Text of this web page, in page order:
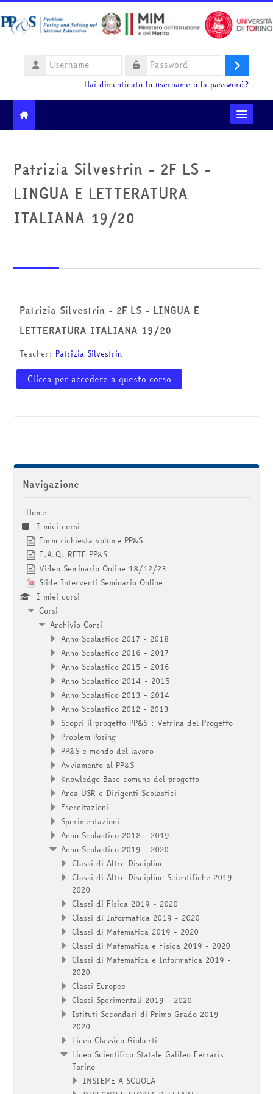
Username
Login
Hai dimenticato lo username o la password?
Ministero dell'Istruzione e del Merito
Patrizia Silvestrin - 2F LS -
LINGUA E LETTERATURA
ITALIANA 19/20
Patrizia Silvestrin - 2F LS - LINGUA E
LETTERATURA ITALIANA 19/20
Teacher: Patrizia Silvestrin
Clicca per accedere a questo corso
Salta Navigazione
Navigazione
Home
I miei corsi
Form richiesta volume PP&S
F.A.Q. RETE PP&S
Video Seminario Online 18/12/23
Slide Interventi Seminario Online
I miei corsi
Corsi
Archivio Corsi
Anno Scolastico 2017 - 2018
Anno Scolastico 2016 - 2017
Anno Scolastico 2015 - 2016
Anno Scolastico 2014 - 2015
Anno Scolastico 2013 - 2014
Anno Scolastico 2012 - 2013
Scopri il progetto PP&S : Vetrina del Progetto
Problem Posing
PP&S e mondo del lavoro
Avviamento al PP&S
Knowledge Base comune del progetto
Area USR e Dirigenti Scolastici
Esercitazioni
Sperimentazioni
Anno Scolastico 2018 - 2019
Anno Scolastico 2019 - 2020
Classi di Altre Discipline
Classi di Altre Discipline Scientifiche 2019 -
2020
Classi di Fisica 2019 - 2020
Classi di Informatica 2019 - 2020
Classi di Matematica 2019 - 2020
Classi di Matematica e Fisica 2019 - 2020
Classi di Matematica e Informatica 2019 -
2020
Classi Europee
Classi Sperimentali 2019 - 2020
Istituti Secondari di Primo Grado 2019 -
2020
Liceo Classico Gioberti
Liceo Scientifico Statale Galileo Ferraris
Torino
INSIEME A SCUOLA